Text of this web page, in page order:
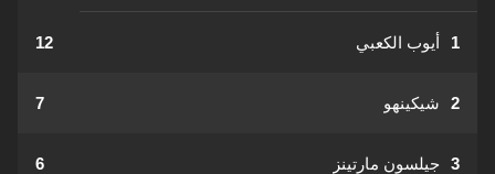
1 أيوب الكعبي 12
2 شيكينهو 7
3 جيلسون مارتينز 6